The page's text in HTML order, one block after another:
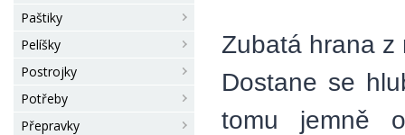
Paštiky
Pelíšky
Postrojky
Potřeby
Přepravky
Zubatá hrana z
Dostane se
tomu jemně